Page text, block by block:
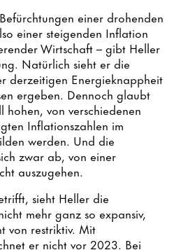
einer drohenden
einer steigenden Inflation
Wirtschaft – gibt Heller
Natürlich sieht er die
derzeitigen Energieknappheit
ergeben. Dennoch glaubt
hohen, von verschiedenen
Inflationszahlen im
werden. Und die
zwar ab, von einer
auszugehen.
sieht Heller die
mehr ganz so expansiv,
von restriktiv. Mit
er nicht vor 2023. Bei